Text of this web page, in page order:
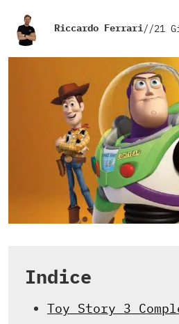
Riccardo Ferrari//21
Indice
Toy Story 3